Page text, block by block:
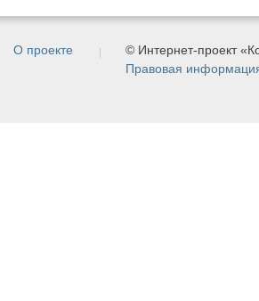
О проекте
© Интернет-проект
Правовая